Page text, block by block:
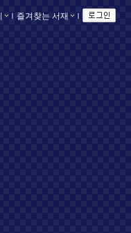
ｌ 즐겨찾는 서재 ｌ